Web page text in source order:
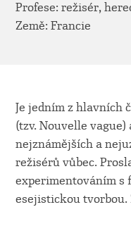
Profese: režisér,
Země: Francie
Je jedním z hlavních
(tzv. Nouvelle
nejznámějších a
režisérů vůbec.
experimentováním s
esejistickou tvorbou.